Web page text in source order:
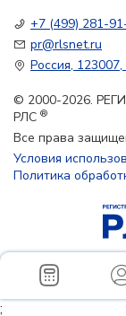
+7 (499) 281-
pr@rlsnet.ru
Россия,
© 2000-2026.
РЛС ®
Все права
Условия
Политика
;